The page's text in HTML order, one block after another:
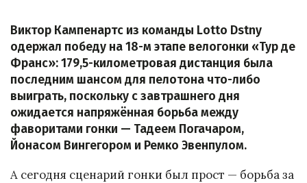
Виктор Кампенартс из команды Lotto Dstny
одержал победу на 18-м этапе велогонки «Тур де
Франс»: 179,5-километровая дистанция была
последним шансом для пелотона что-либо
выиграть, поскольку с завтрашнего дня
ожидается напряжённая борьба между
фаворитами гонки — Тадеем Погачаром,
Йонасом Вингегором и Ремко Эвенпулом.
А сегодня сценарий гонки был прост — борьба за